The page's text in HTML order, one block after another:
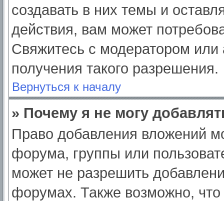
создавать в них темы и
действия, вам может
Свяжитесь с модератором
получения такого разрешения.
Вернуться к началу
» Почему я не могу
Право добавления вложений
форума, группы или
может не разрешить
форумах. Также возможно,